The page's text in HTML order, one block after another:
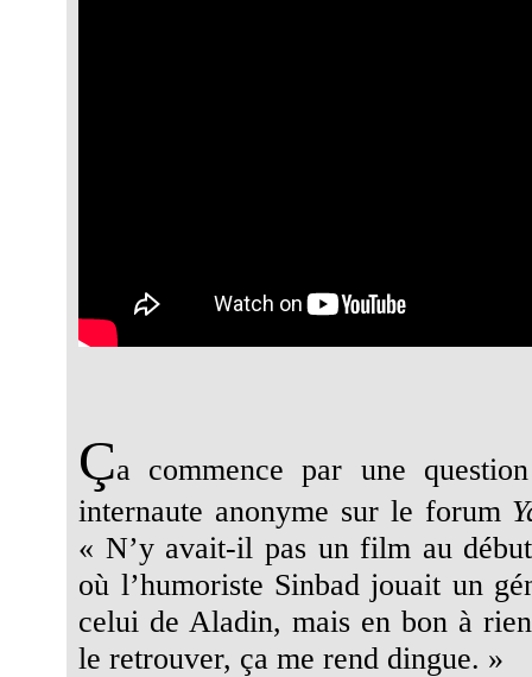
Ça commence par une
internaute anonyme sur le forum
« N’y avait-il pas un film au
où l’humoriste Sinbad jouait un
celui de Aladin, mais en bon à
le retrouver, ça me rend dingue. »